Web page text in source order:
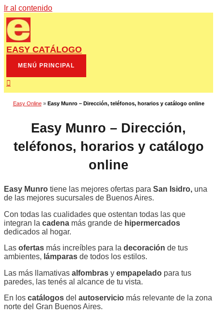
Ir al contenido
EASY CATÁLOGO
MENÚ PRINCIPAL
Easy Online» Easy Munro – Dirección, teléfonos, horarios y catálogo online
Easy Munro – Dirección,
teléfonos, horarios y catálogo
online
Easy Munro tiene las mejores ofertas para San Isidro, una
de las mejores sucursales de Buenos Aires.
Con todas las cualidades que ostentan todas las que
integran la cadena más grande de hipermercados
dedicados al hogar.
Las ofertas más increíbles para la decoración de tus
ambientes, lámparas de todos los estilos.
Las más llamativas alfombras y empapelado para tus
paredes, las tenés al alcance de tu vista.
En los catálogos del autoservicio más relevante de la zona
norte del Gran Buenos Aires.